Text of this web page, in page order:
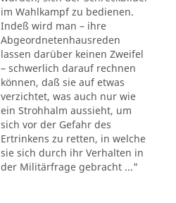
im Wahlkampf zu bedienen.
Indeß wird man – ihre
Abgeordnetenhausreden
lassen darüber keinen Zweifel
– schwerlich darauf rechnen
können, daß sie auf etwas
verzichtet, was auch nur wie
ein Strohhalm aussieht, um
sich vor der Gefahr des
Ertrinkens zu retten, in welche
sie sich durch ihr Verhalten in
der Militärfrage gebracht ..."